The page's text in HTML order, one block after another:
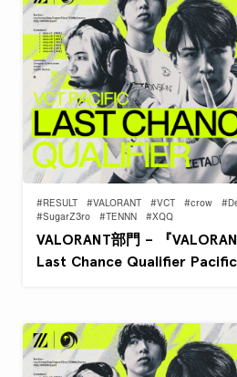
#RESULT #VALORANT #VCT #crow
#SugarZ3ro
#TENNN #XQQ
VALORANT部門 – 『
Last Chance Qualifier